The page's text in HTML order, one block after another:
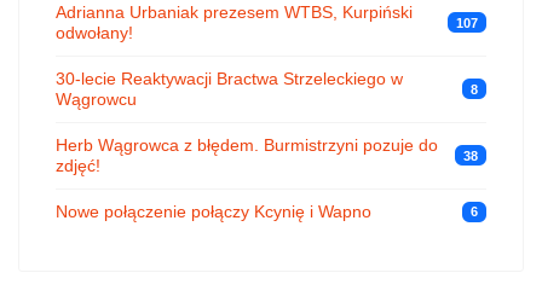
Adrianna Urbaniak prezesem WTBS, Kurpiński
odwołany!
107
30-lecie Reaktywacji Bractwa Strzeleckiego w
Wągrowcu
8
Herb Wągrowca z błędem. Burmistrzyni pozuje do
zdjęć!
38
Nowe połączenie połączy Kcynię i Wapno 6